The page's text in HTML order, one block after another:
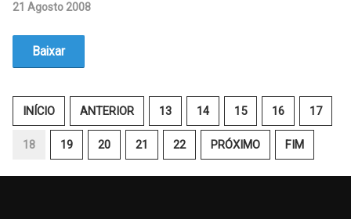
21 Agosto 2008
Baixar
INÍCIO ANTERIOR 13 14 15 16 17
18 19 20 21 22 PRÓXIMO FIM